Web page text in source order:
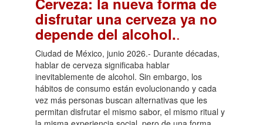
disfrutar una cerveza ya no
depende del alcohol..
Ciudad de México, junio 2026.- Durante décadas,
hablar de cerveza significaba hablar
inevitablemente de alcohol. Sin embargo, los
hábitos de consumo están evolucionando y cada
vez más personas buscan alternativas que les
permitan disfrutar el mismo sabor, el mismo ritual y